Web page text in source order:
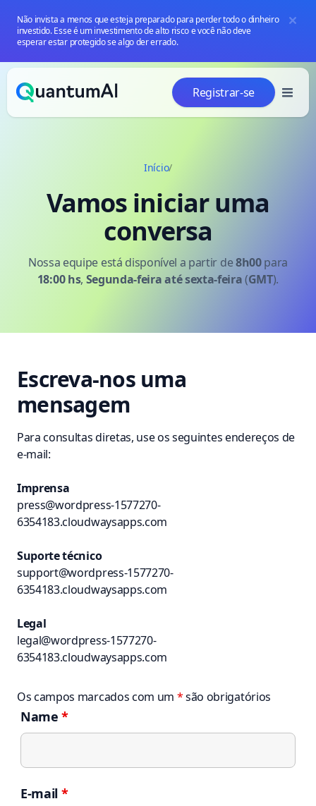
Não invista a menos que esteja preparado para perder todo o dinheiro
investido. Esse é um investimento de alto risco e você não deve
esperar estar protegido se algo der errado.
Pular para o conteúdo
Registrar-se
Início/
Vamos iniciar uma
conversa
Nossa equipe está disponível a partir de8h00para
18:00 hs, Segunda-feiraaté sexta-feira(GMT).
Escreva-nos uma
mensagem
Para consultas diretas, use os seguintes endereços de
e-mail:
Imprensa
press@wordpress-1577270-
6354183.cloudwaysapps.com
Suporte técnico
support@wordpress-1577270-
6354183.cloudwaysapps.com
Legal
legal@wordpress-1577270-
6354183.cloudwaysapps.com
Os campos marcados com um *são obrigatórios
Name*
E-mail *